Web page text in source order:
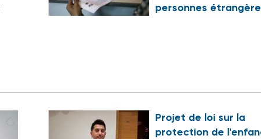
personnes
Projet de loi sur la
protection de